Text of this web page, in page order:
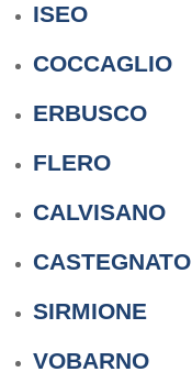
ISEO
COCCAGLIO
ERBUSCO
FLERO
CALVISANO
CASTEGNATO
SIRMIONE
VOBARNO